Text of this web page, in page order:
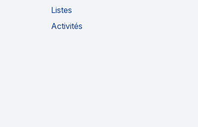
Listes
Activités